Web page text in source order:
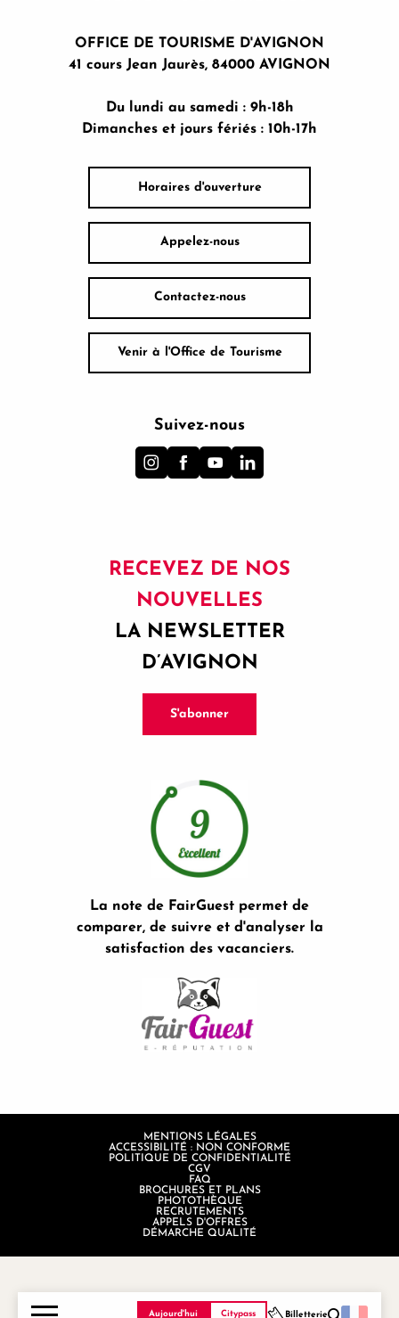
Aujourd'hui Citypass Billetterie
OFFICE DE TOURISME D'AVIGNON
41 cours Jean Jaurès, 84000 AVIGNON
Du lundi au samedi : 9h-18h
Dimanches et jours fériés : 10h-17h
Horaires d'ouverture
Appelez-nous
Contactez-nous
Venir à l'Office de Tourisme
Suivez-nous
RECEVEZ DE NOS
NOUVELLES
LA NEWSLETTER
D’AVIGNON
S'abonner
La note de FairGuest permet de
comparer, de suivre et d'analyser la
satisfaction des vacanciers.
MENTIONS LÉGALES
ACCESSIBILITÉ : NON CONFORME
POLITIQUE DE CONFIDENTIALITÉ
CGV
FAQ
BROCHURES ET PLANS
PHOTOTHÈQUE
RECRUTEMENTS
APPELS D'OFFRES
DÉMARCHE QUALITÉ